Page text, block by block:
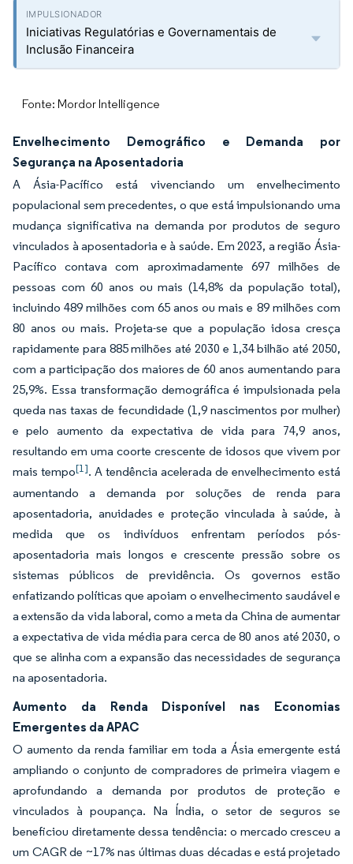
Iniciativas Regulatórias e Governamentais de
Inclusão Financeira
Fonte: Mordor Intelligence
Envelhecimento Demográfico e Demanda por
Segurança na Aposentadoria
A Ásia-Pacífico está vivenciando um envelhecimento
populacional sem precedentes, o que está impulsionando uma
mudança significativa na demanda por produtos de seguro
vinculados à aposentadoria e à saúde. Em 2023, a região Ásia-
Pacífico contava com aproximadamente 697 milhões de
pessoas com 60 anos ou mais (14,8% da população total),
incluindo 489 milhões com 65 anos ou mais e 89 milhões com
80 anos ou mais. Projeta-se que a população idosa cresça
rapidamente para 885 milhões até 2030 e 1,34 bilhão até 2050,
com a participação dos maiores de 60 anos aumentando para
25,9%. Essa transformação demográfica é impulsionada pela
queda nas taxas de fecundidade (1,9 nascimentos por mulher)
e pelo aumento da expectativa de vida para 74,9 anos,
resultando em uma coorte crescente de idosos que vivem por
mais tempo[1]. A tendência acelerada de envelhecimento está
aumentando a demanda por soluções de renda para
aposentadoria, anuidades e proteção vinculada à saúde, à
medida que os indivíduos enfrentam períodos pós-
aposentadoria mais longos e crescente pressão sobre os
sistemas públicos de previdência. Os governos estão
enfatizando políticas que apoiam o envelhecimento saudável e
a extensão da vida laboral, como a meta da China de aumentar
a expectativa de vida média para cerca de 80 anos até 2030, o
que se alinha com a expansão das necessidades de segurança
na aposentadoria.
Aumento da Renda Disponível nas Economias
Emergentes da APAC
O aumento da renda familiar em toda a Ásia emergente está
ampliando o conjunto de compradores de primeira viagem e
aprofundando a demanda por produtos de proteção e
vinculados à poupança. Na Índia, o setor de seguros se
beneficiou diretamente dessa tendência: o mercado cresceu a
um CAGR de ~17% nas últimas duas décadas e está projetado